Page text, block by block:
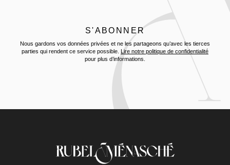
Nous gardons vos données privées et ne les partageons qu’avec les tierces
parties qui rendent ce service possible. Lire notre politique de confidentialité
pour plus d’informations.